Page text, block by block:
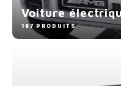
Voiture
187 PRODUITS